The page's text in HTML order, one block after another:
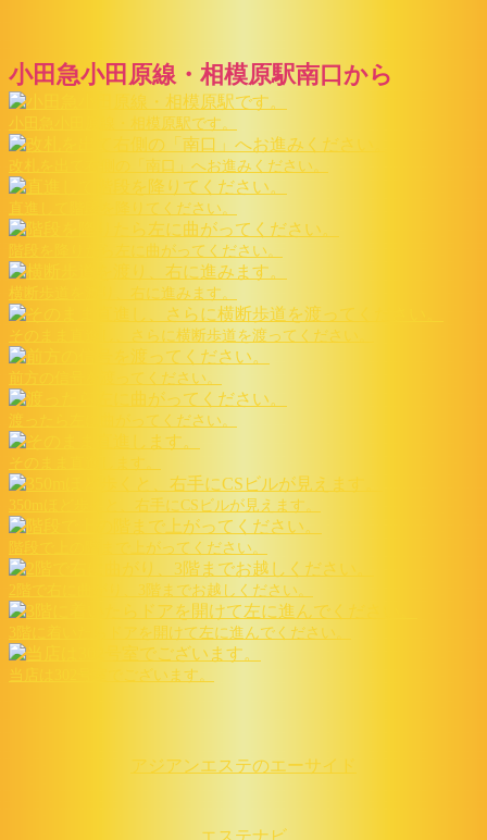
小田急小田原線・相模原駅南口から
小田急小田原線・相模原駅です。
改札を出て右側の「南口」へお進みください。
直進して階段を降りてください。
階段を降りたら左に曲がってください。
横断歩道を渡り、右に進みます。
そのまま直進し、さらに横断歩道を渡ってください。
前方の信号を渡ってください。
渡ったら左に曲がってください。
そのまま直進します。
350mほど歩くと、右手にCSビルが見えます。
階段で上の階まで上がってください。
2階で右に曲がり、3階までお越しください。
3階に着いたらドアを開けて左に進んでください。
当店は302号室でございます。